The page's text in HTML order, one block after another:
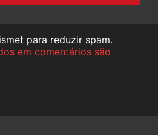
para reduzir spam.
em comentários são